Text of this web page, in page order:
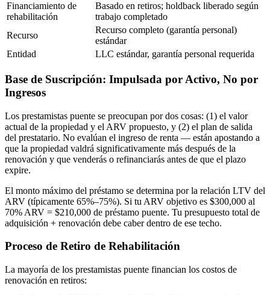
Financiamiento de
rehabilitación
Basado en retiros; holdback liberado según
trabajo completado
Recurso
Recurso completo (garantía personal)
estándar
Entidad
LLC estándar, garantía personal requerida
Base de Suscripción: Impulsada por Activo, No por
Ingresos
Los prestamistas puente se preocupan por dos cosas: (1) el valor
actual de la propiedad y el ARV propuesto, y (2) el plan de salida
del prestatario. No evalúan el ingreso de renta — están apostando a
que la propiedad valdrá significativamente más después de la
renovación y que venderás o refinanciarás antes de que el plazo
expire.
El monto máximo del préstamo se determina por la relación LTV del
ARV (típicamente 65%–75%). Si tu ARV objetivo es $300,000 al
70% ARV = $210,000 de préstamo puente. Tu presupuesto total de
adquisición + renovación debe caber dentro de ese techo.
Proceso de Retiro de Rehabilitación
La mayoría de los prestamistas puente financian los costos de
renovación en retiros: